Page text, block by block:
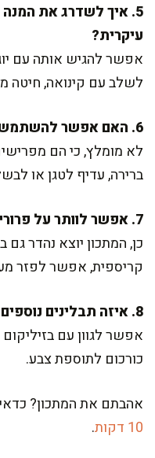
5. איך לשדרג את
עיקרית?
אפשר להגיש אותה עם
לשלב עם קינואה, חיטה
6. האם אפשר להשתמש בקישואים קפואים?
לא מומלץ, כי הם
ברירה, עדיף לטגן או
7. אפשר לוותר על פרורי הלחם?
כן, המתכון יוצא נהדר
קריספית, אפשר לפזר
8. איזה תבלינים נוספים יכולים להתאים?
אפשר לגוון עם
כורכום לתוספת צבע.
אהבתם את המתכון?
10 דקות
.